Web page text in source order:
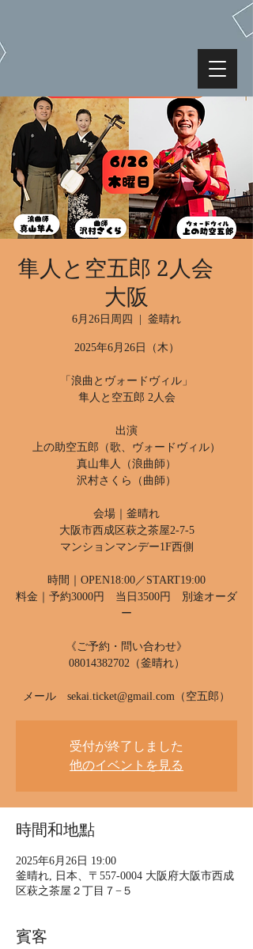
隼人と空五郎 2人会
大阪
6月26日周四 釜晴れ
2025年6月26日（木）
「浪曲とヴォードヴィル」
隼人と空五郎 2人会
出演
上の助空五郎（歌、ヴォードヴィル）
真山隼人（浪曲師）
沢村さくら（曲師）
会場｜釜晴れ
大阪市西成区萩之茶屋2-7-5
マンションマンデー1F西側
時間｜OPEN18:00／START19:00
料金｜予約3000円 当日3500円 別途オーダ
ー
《ご予約・問い合わせ》
08014382702（釜晴れ）
メール sekai.ticket@gmail.com（空五郎）
受付が終了しました
他のイベントを見る
時間和地點
2025年6月26日 19:00
釜晴れ, 日本、〒557-0004 大阪府大阪市西成
区萩之茶屋２丁目７−５
賓客